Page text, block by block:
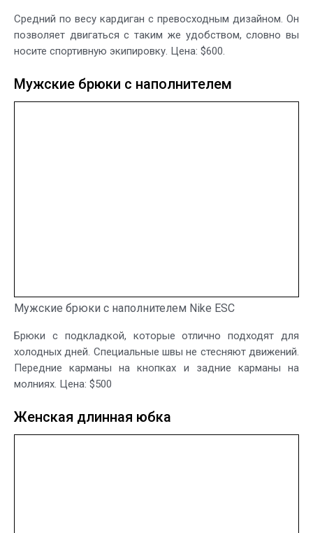
Средний по весу кардиган с превосходным дизайном. Он
позволяет двигаться с таким же удобством, словно вы
носите спортивную экипировку. Цена: $600.
Мужские брюки с наполнителем
Мужские брюки с наполнителем Nike ESC
Брюки с подкладкой, которые отлично подходят для
холодных дней. Специальные швы не стесняют движений.
Передние карманы на кнопках и задние карманы на
молниях. Цена: $500
Женская длинная юбка